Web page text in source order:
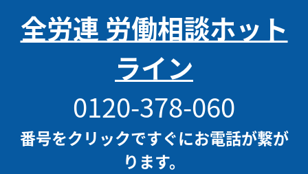
全労連 労働相談ホット
ライン
0120-378-060
番号をクリックですぐにお電話が繋が
ります。